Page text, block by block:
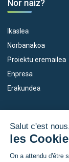
Nor naiz?
Ikaslea
Norbanakoa
Proiektu eremailea
Enpresa
Erakundea
Empleo
Eskola Futura